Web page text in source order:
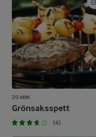
20 MIN
Grönsaksspett
(4)